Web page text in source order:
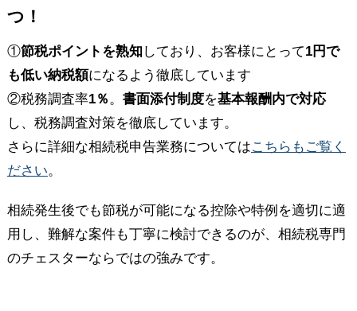
つ！
①節税ポイントを熟知 しており、お客様にとって1円で
も低い納税額になるよう徹底しています
②税務調査率1％。 書面添付制度を基本報酬内で対応
し、税務調査対策を徹底しています。
さらに詳細な相続税申告業務についてはこちらもご覧く
ださい。
相続発生後でも節税が可能になる控除や特例を適切に適
用し、難解な案件も丁寧に検討できるのが、相続税専門
のチェスターならではの強みです。